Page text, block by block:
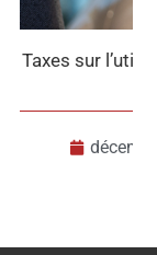
ce qui change
lecture